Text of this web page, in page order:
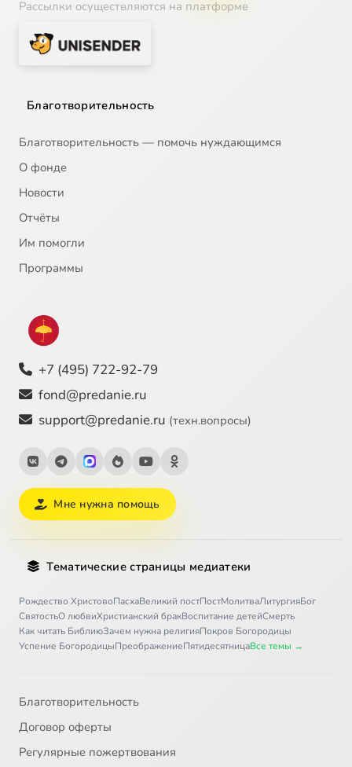
Рассылки осуществляются на платформе
Благотворительность
Благотворительность — помочь нуждающимся
О фонде
Новости
Отчёты
Им помогли
Программы
+7 (495) 722-92-79
fond@predanie.ru
support@predanie.ru (техн.вопросы)
Мне нужна помощь
Тематические страницы медиатеки
Рождество ХристовоПасхаВеликий постПостМолитваЛитургияБог
СвятостьО любвиХристианский бракВоспитание детейСмерть
Как читать БиблиюЗачем нужна религияПокров Богородицы
Успение БогородицыПреображениеПятидесятницаВсе темы →
Благотворительность
Договор оферты
Регулярные пожертвования